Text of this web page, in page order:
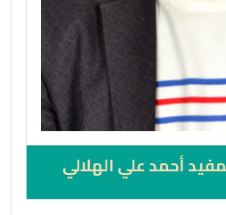
أحمد علي الهلالي